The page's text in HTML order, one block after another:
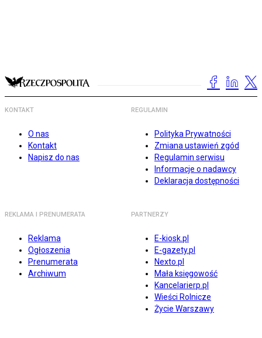
KONTAKT
O nas
Kontakt
Napisz do nas
REGULAMIN
Polityka Prywatności
Zmiana ustawień zgód
Regulamin serwisu
Informacje o nadawcy
Deklaracja dostępności
REKLAMA I PRENUMERATA
Reklama
Ogłoszenia
Prenumerata
Archiwum
PARTNERZY
E-kiosk.pl
E-gazety.pl
Nexto.pl
Mała księgowość
Kancelarierp.pl
Wieści Rolnicze
Życie Warszawy